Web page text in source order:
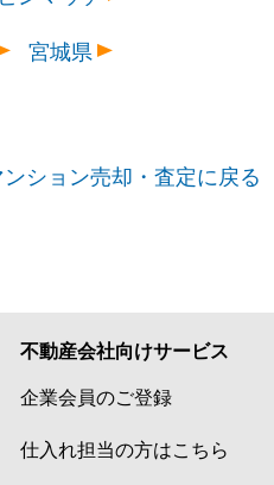
宮城県
ション売却・査定に戻る
不動産会社向けサービス
企業会員のご登録
仕入れ担当の方はこちら